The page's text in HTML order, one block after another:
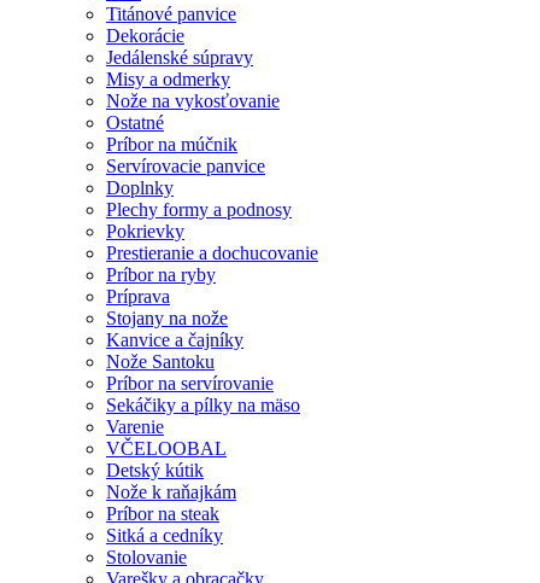
Titánové panvice
Dekorácie
Jedálenské súpravy
Misy a odmerky
Nože na vykosťovanie
Ostatné
Príbor na múčnik
Servírovacie panvice
Doplnky
Plechy formy a podnosy
Pokrievky
Prestieranie a dochucovanie
Príbor na ryby
Príprava
Stojany na nože
Kanvice a čajníky
Nože Santoku
Príbor na servírovanie
Sekáčiky a pílky na mäso
Varenie
VČELOOBAL
Detský kútik
Nože k raňajkám
Príbor na steak
Sitká a cedníky
Stolovanie
Varešky a obracačky